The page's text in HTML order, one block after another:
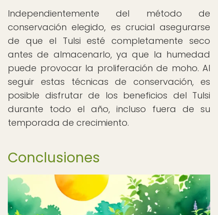
Independientemente del método de
conservación elegido, es crucial asegurarse
de que el Tulsi esté completamente seco
antes de almacenarlo, ya que la humedad
puede provocar la proliferación de moho. Al
seguir estas técnicas de conservación, es
posible disfrutar de los beneficios del Tulsi
durante todo el año, incluso fuera de su
temporada de crecimiento.
Conclusiones